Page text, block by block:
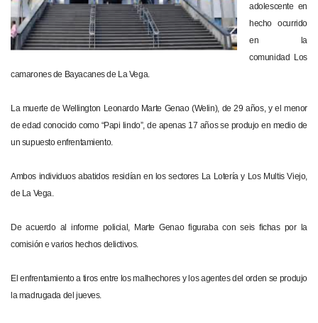
adolescente en
hecho ocurrido
en la
comunidad Los
camarones de Bayacanes de La Vega.
La muerte de Wellington Leonardo Marte Genao (Welin), de 29 años, y el menor
de edad conocido como “Papi lindo”, de apenas 17 años se produjo en medio de
un supuesto enfrentamiento.
Ambos individuos abatidos residían en los sectores La Lotería y Los Multis Viejo,
de La Vega.
De acuerdo al informe policial, Marte Genao figuraba con seis fichas por la
comisión e varios hechos delictivos.
El enfrentamiento a tiros entre los malhechores y los agentes del orden se produjo
la madrugada del jueves.